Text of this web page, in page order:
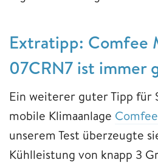
Extratipp: Comfee
07CRN7 ist immer
Ein weiterer guter Tipp für
mobile Klimaanlage
unserem Test überzeugte
Kühlleistung von knapp 3